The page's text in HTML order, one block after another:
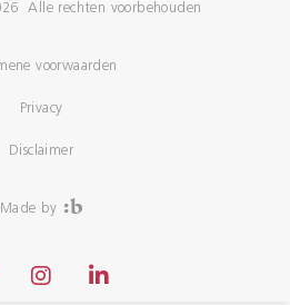
Alle rechten voorbehouden
voorwaarden
Privacy
Disclaimer
Made by